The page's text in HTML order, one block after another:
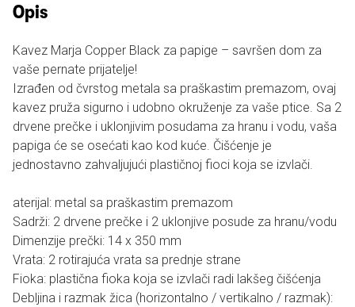
Opis
Kavez Marja Copper Black za papige – savršen dom za
vaše pernate prijatelje!
Izrađen od čvrstog metala sa praškastim premazom, ovaj
kavez pruža sigurno i udobno okruženje za vaše ptice. Sa 2
drvene prečke i uklonjivim posudama za hranu i vodu, vaša
papiga će se osećati kao kod kuće. Čišćenje je
jednostavno zahvaljujući plastičnoj fioci koja se izvlači.
aterijal: metal sa praškastim premazom
Sadrži: 2 drvene prečke i 2 uklonjive posude za hranu/vodu
Dimenzije prečki: 14 x 350 mm
Vrata: 2 rotirajuća vrata sa prednje strane
Fioka: plastična fioka koja se izvlači radi lakšeg čišćenja
Debljina i razmak žica (horizontalno / vertikalno / razmak):